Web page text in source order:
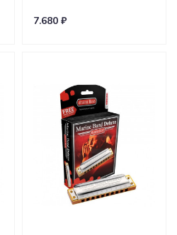
7.680 ₽